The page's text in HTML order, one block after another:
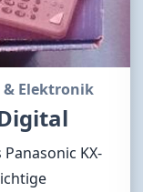
& Elektronik
KX-